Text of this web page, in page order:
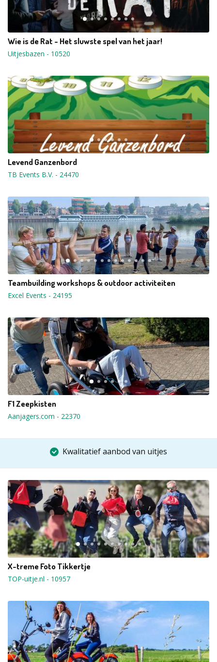
Wie is de Rat - Het sluwste spel van het jaar!
Uitjesbazen - 10520
Levend Ganzenbord
TB Events B.V. - 24470
Teambuilding workshops & outdoor activiteiten
Excel Events - 24195
F1 Zeepkisten
Aanjagers.com - 22370
Kwalitatief aanbod van uitjes
X-treme Foto Tikkertje
TOP-uitje.nl - 10957